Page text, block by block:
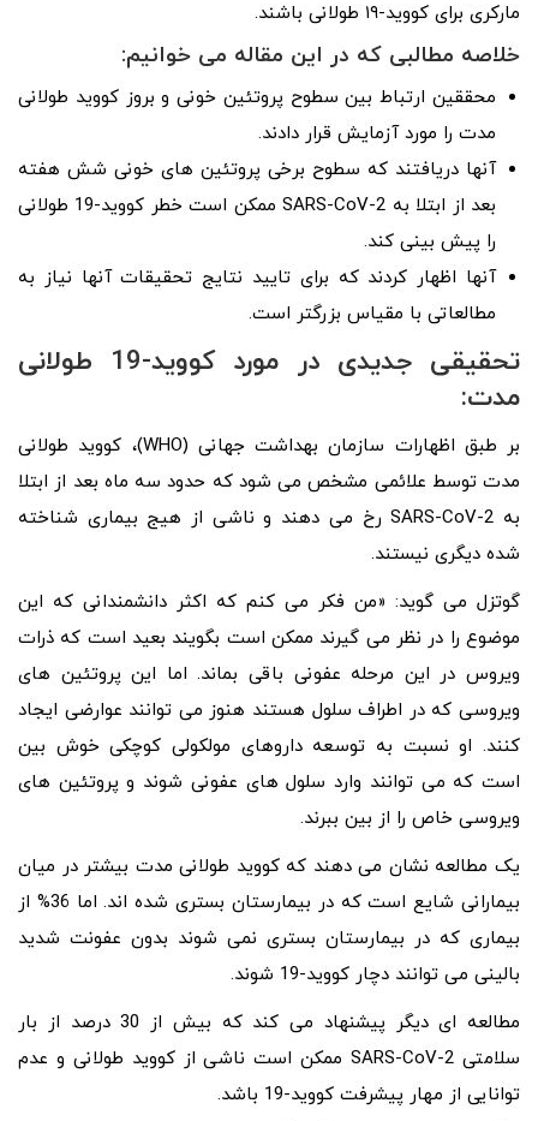
مارکری برای کووید-۱۹ طولانی باشند.
خلاصه مطالبی که در این مقاله می خوانیم:
محققین ارتباط بین سطوح پروتئین خونی و بروز کووید طولانی
مدت را مورد آزمایش قرار دادند.
آنها دریافتند که سطوح برخی پروتئین های خونی شش هفته
بعد از ابتلا به SARS-CoV-2 ممکن است خطر کووید-19 طولانی
را پیش بینی کند.
آنها اظهار کردند که برای تایید نتایج تحقیقات آنها نیاز به
مطالعاتی با مقیاس بزرگتر است.
تحقیقی جدیدی در مورد کووید-19 طولانی
مدت:
بر طبق اظهارات سازمان بهداشت جهانی (WHO)، کووید طولانی
مدت توسط علائمی مشخص می شود که حدود سه ماه بعد از ابتلا
به SARS-CoV-2 رخ می دهند و ناشی از هیج بیماری شناخته
شده دیگری نیستند.
گوتزل می گوید: «من فکر می کنم که اکثر دانشمندانی که این
موضوع را در نظر می گیرند ممکن است بگویند بعید است که ذرات
ویروس در این مرحله عفونی باقی بماند. اما این پروتئین های
ویروسی که در اطراف سلول هستند هنوز می توانند عوارضی ایجاد
کنند. او نسبت به توسعه داروهای مولکولی کوچکی خوش بین
است که می توانند وارد سلول های عفونی شوند و پروتئین های
ویروسی خاص را از بین ببرند.
یک مطالعه نشان می دهند که کووید طولانی مدت بیشتر در میان
بیمارانی شایع است که در بیمارستان بستری شده اند. اما 36% از
بیماری که در بیمارستان بستری نمی شوند بدون عفونت شدید
بالینی می توانند دچار کووید-19 شوند.
مطالعه ای دیگر پیشنهاد می کند که بیش از 30 درصد از بار
سلامتی SARS-CoV-2 ممکن است ناشی از کووید طولانی و عدم
توانایی از مهار پیشرفت کووید-19 باشد.